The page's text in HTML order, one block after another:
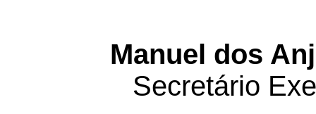
Manuel dos
Secretário